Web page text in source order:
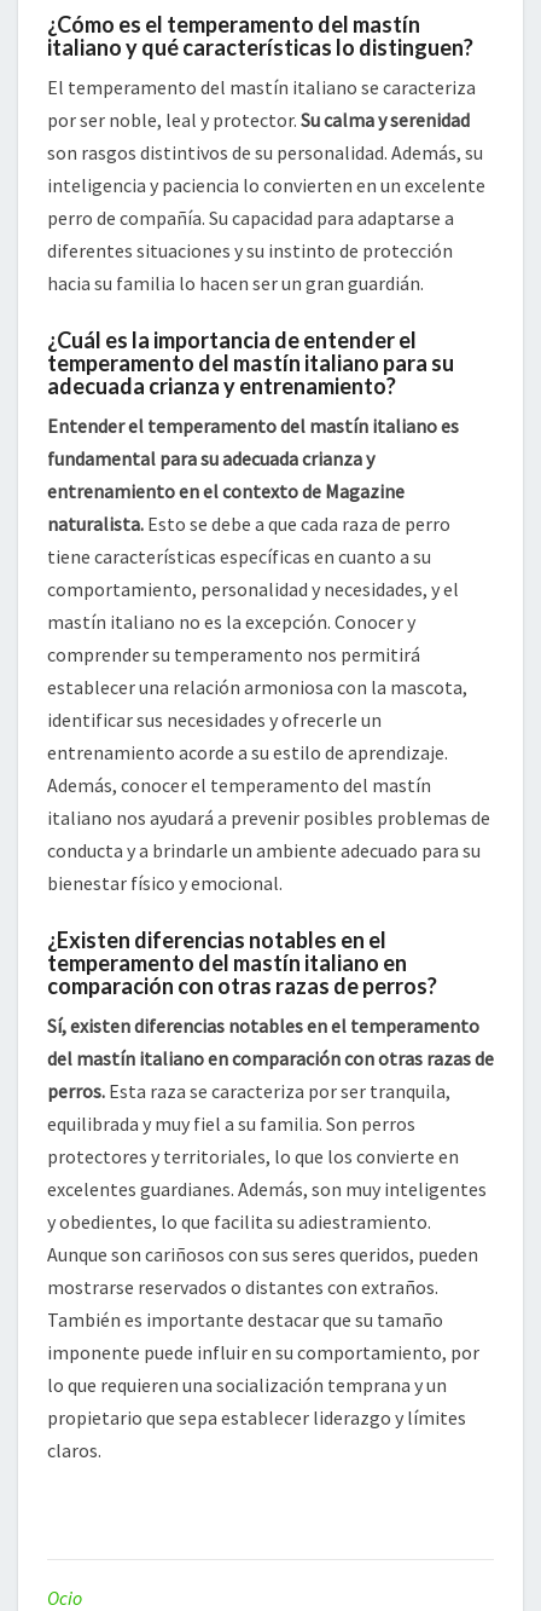
¿Cómo es el temperamento del mastín
italiano y qué características lo distinguen?
El temperamento del mastín italiano se caracteriza
por ser noble, leal y protector. Su calma y serenidad
son rasgos distintivos de su personalidad. Además, su
inteligencia y paciencia lo convierten en un excelente
perro de compañía. Su capacidad para adaptarse a
diferentes situaciones y su instinto de protección
hacia su familia lo hacen ser un gran guardián.
¿Cuál es la importancia de entender el
temperamento del mastín italiano para su
adecuada crianza y entrenamiento?
Entender el temperamento del mastín italiano es
fundamental para su adecuada crianza y
entrenamiento en el contexto de Magazine
naturalista. Esto se debe a que cada raza de perro
tiene características específicas en cuanto a su
comportamiento, personalidad y necesidades, y el
mastín italiano no es la excepción. Conocer y
comprender su temperamento nos permitirá
establecer una relación armoniosa con la mascota,
identificar sus necesidades y ofrecerle un
entrenamiento acorde a su estilo de aprendizaje.
Además, conocer el temperamento del mastín
italiano nos ayudará a prevenir posibles problemas de
conducta y a brindarle un ambiente adecuado para su
bienestar físico y emocional.
¿Existen diferencias notables en el
temperamento del mastín italiano en
comparación con otras razas de perros?
Sí, existen diferencias notables en el temperamento
del mastín italiano en comparación con otras razas de
perros. Esta raza se caracteriza por ser tranquila,
equilibrada y muy fiel a su familia. Son perros
protectores y territoriales, lo que los convierte en
excelentes guardianes. Además, son muy inteligentes
y obedientes, lo que facilita su adiestramiento.
Aunque son cariñosos con sus seres queridos, pueden
mostrarse reservados o distantes con extraños.
También es importante destacar que su tamaño
imponente puede influir en su comportamiento, por
lo que requieren una socialización temprana y un
propietario que sepa establecer liderazgo y límites
claros.
Ocio